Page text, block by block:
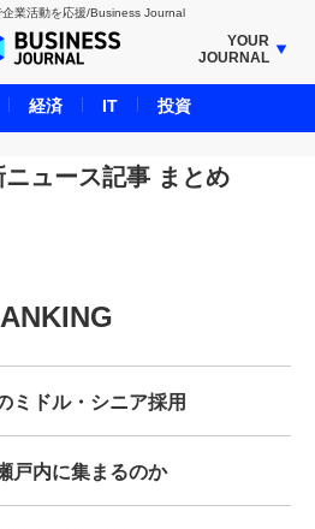
企業活動を応援/Business Journal
YOUR
JOURNAL
JOURNAL
JOURNAL
CREDITS JOURNAL
JOURNAL
JOURNAL
ュース記事 まとめ
ミドル・シニア採用
戸内に集まるのか
経済 IT 投資